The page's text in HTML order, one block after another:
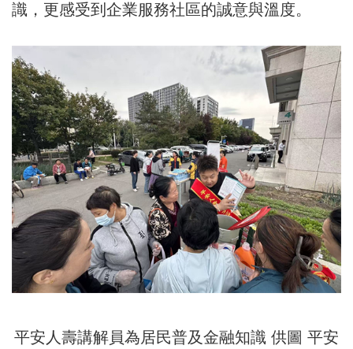
識，更感受到企業服務社區的誠意與溫度。
平安人壽講解員為居民普及金融知識 供圖 平安